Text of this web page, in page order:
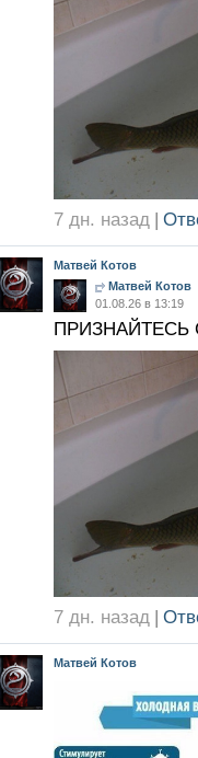
7 дн. назад |
Матвей Котов
Матвей Котов
01.08.26 в 13:19
7 дн. назад |
Матвей Котов